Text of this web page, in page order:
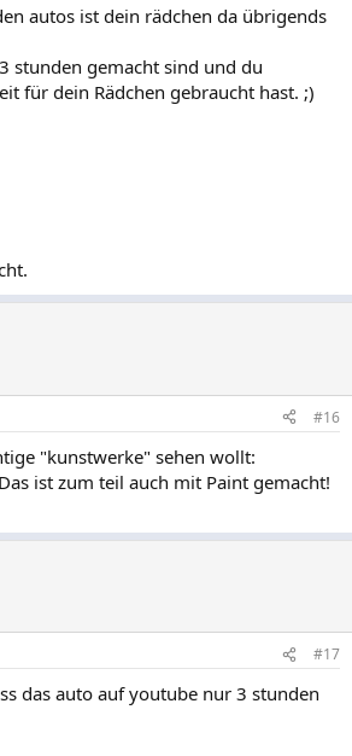
autos ist dein rädchen da übrigends
stunden gemacht sind und du
für dein Rädchen gebraucht hast. ;)
#16
"kunstwerke" sehen wollt:
Das ist zum teil auch mit Paint gemacht!
#17
das auto auf youtube nur 3 stunden